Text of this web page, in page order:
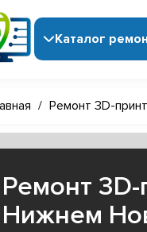
Каталог
/ Ремонт 3D-
Ремонт
Нижнем